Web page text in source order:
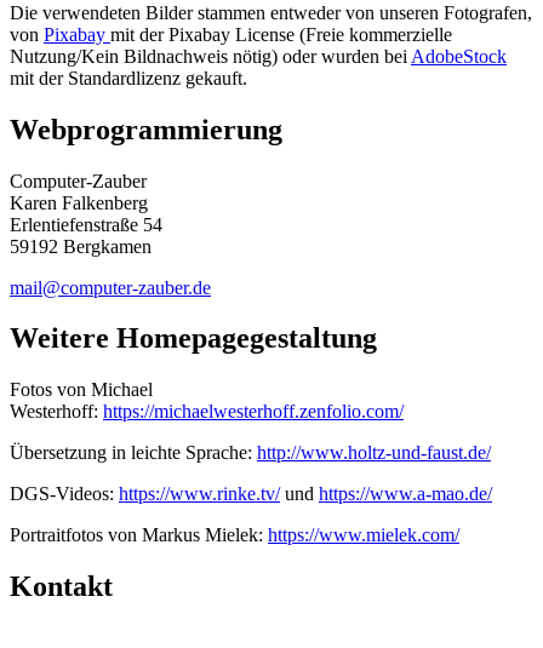
Die verwendeten Bilder stammen entweder von unseren Fotografen,
von Pixabay mit der Pixabay License (Freie kommerzielle
Nutzung/Kein Bildnachweis nötig) oder wurden bei AdobeStock
mit der Standardlizenz gekauft.
Webprogrammierung
Computer-Zauber
Karen Falkenberg
Erlentiefenstraße 54
59192 Bergkamen
mail@computer-zauber.de
Weitere Homepagegestaltung
Fotos von Michael
Westerhoff: https://michaelwesterhoff.zenfolio.com/
Übersetzung in leichte Sprache: http://www.holtz-und-faust.de/
DGS-Videos: https://www.rinke.tv/und https://www.a-mao.de/
Portraitfotos von Markus Mielek: https://www.mielek.com/
Kontakt